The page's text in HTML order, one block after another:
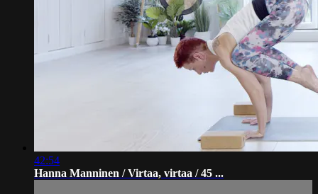
42:54
Hanna Manninen / Virtaa, virtaa / 45 ...